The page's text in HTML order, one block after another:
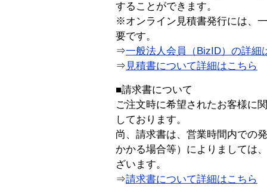
することができます。
※オンライン見積書発行には、
要です。
⇒一般法人会員（BizID）の詳細
⇒ 見積書について詳細はこちら
■請求書について
ご注文時に希望されたお客様に
しております。
尚、請求書は、営業時間内での
かかる場合等）によりましては
ざいます。
⇒請求書について詳細はこちら